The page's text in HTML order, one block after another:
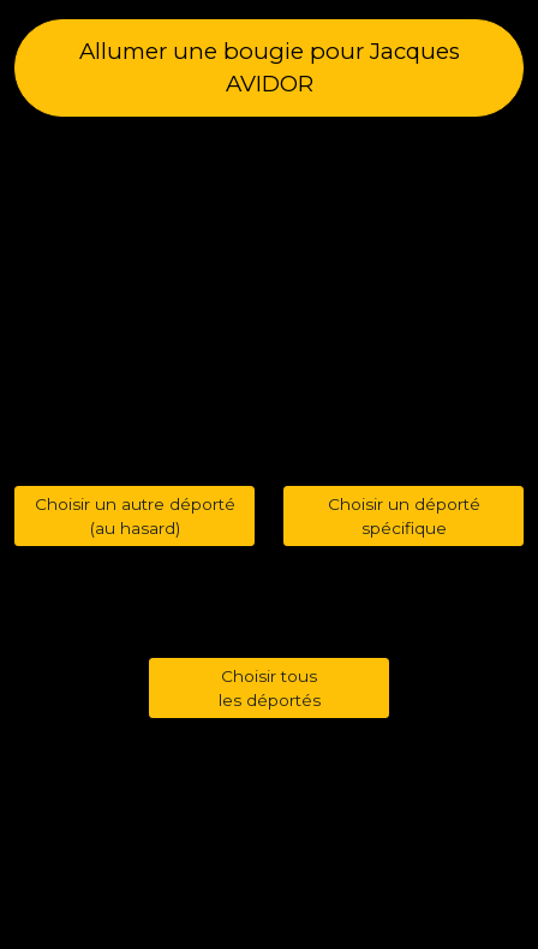
Allumer une bougie pour Jacques
AVIDOR
Choisir un autre déporté
(au hasard)
Choisir un déporté
spécifique
Choisir tous
les déportés